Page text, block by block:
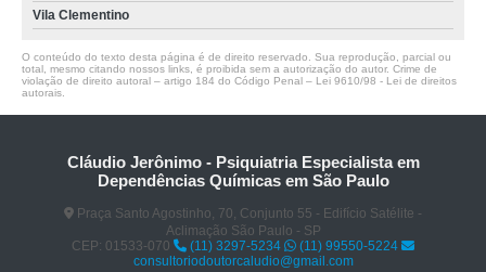
Vila Clementino
O conteúdo do texto desta página é de direito reservado. Sua reprodução, parcial ou
total, mesmo citando nossos links, é proibida sem a autorização do autor. Crime de
violação de direito autoral – artigo 184 do Código Penal – Lei 9610/98 - Lei de direitos
autorais
Cláudio Jerônimo - Psiquiatria Especialista em
Dependências Químicas em São Paulo
Praça Santo Agostinho, 70, Conjunto 55 - Edifício Satélite -
Aclimação São Paulo - SP
CEP: 01533-070
(11) 3297-5234
(11) 99550-5224
consultoriodoutorcaludio@gmail.com